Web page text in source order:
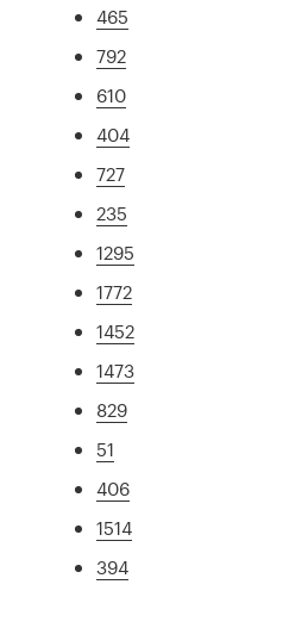
465
792
610
404
727
235
1295
1772
1452
1473
829
51
406
1514
394